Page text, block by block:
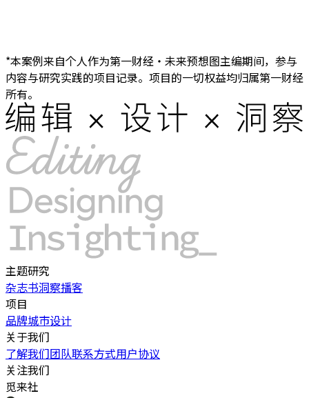
*本案例来自个人作为第一财经・未来预想图主编期间，参与
内容与研究实践的项目记录。项目的一切权益均归属第一财经
所有。
主题研究
杂志书洞察播客
项目
品牌城市设计
关于我们
了解我们团队联系方式用户协议
关注我们
觅来社